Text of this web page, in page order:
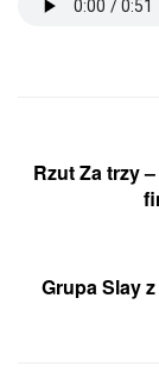
Rzut Za trzy
Grupa Slay